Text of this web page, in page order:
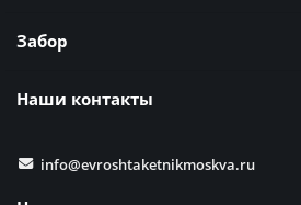
Забор
Наши контакты
info@evroshtaketnikmoskva.ru